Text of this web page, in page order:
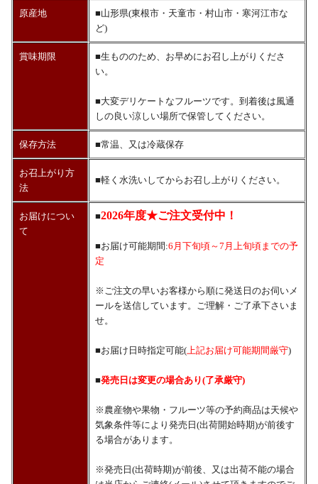
原産地
■山形県(東根市・天童市・村山市・寒河江市な
ど)
賞味期限
■生もののため、お早めにお召し上がりくださ
い。
■大変デリケートなフルーツです。到着後は風通
しの良い涼しい場所で保管してください。
保存方法 ■常温、又は冷蔵保存
お召上がり方
法
■軽く水洗いしてからお召し上がりください。
お届けについ
て
■2026年度★ご注文受付中！
■お届け可能期間:6月下旬頃～7月上旬頃までの予
定
※ご注文の早いお客様から順に発送日のお伺いメ
ールを送信しています。ご理解・ご了承下さいま
せ。
■お届け日時指定可能( 上記お届け可能期間厳守)
■発売日は変更の場合あり(了承厳守)
※農産物や果物・フルーツ等の予約商品は天候や
気象条件等により発売日(出荷開始時期)が前後す
る場合があります。
※発売日(出荷時期)が前後、又は出荷不能の場合